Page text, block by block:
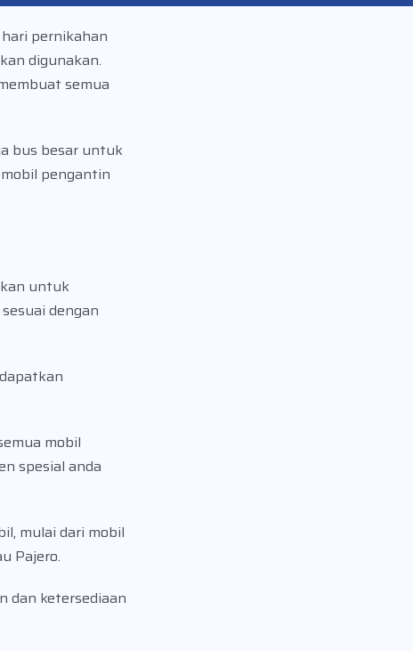
pernikahan
digunakan.
semua
bus besar untuk
pengantin
untuk
dengan
mobil
spesial anda
mulai dari mobil
Pajero.
dan ketersediaan